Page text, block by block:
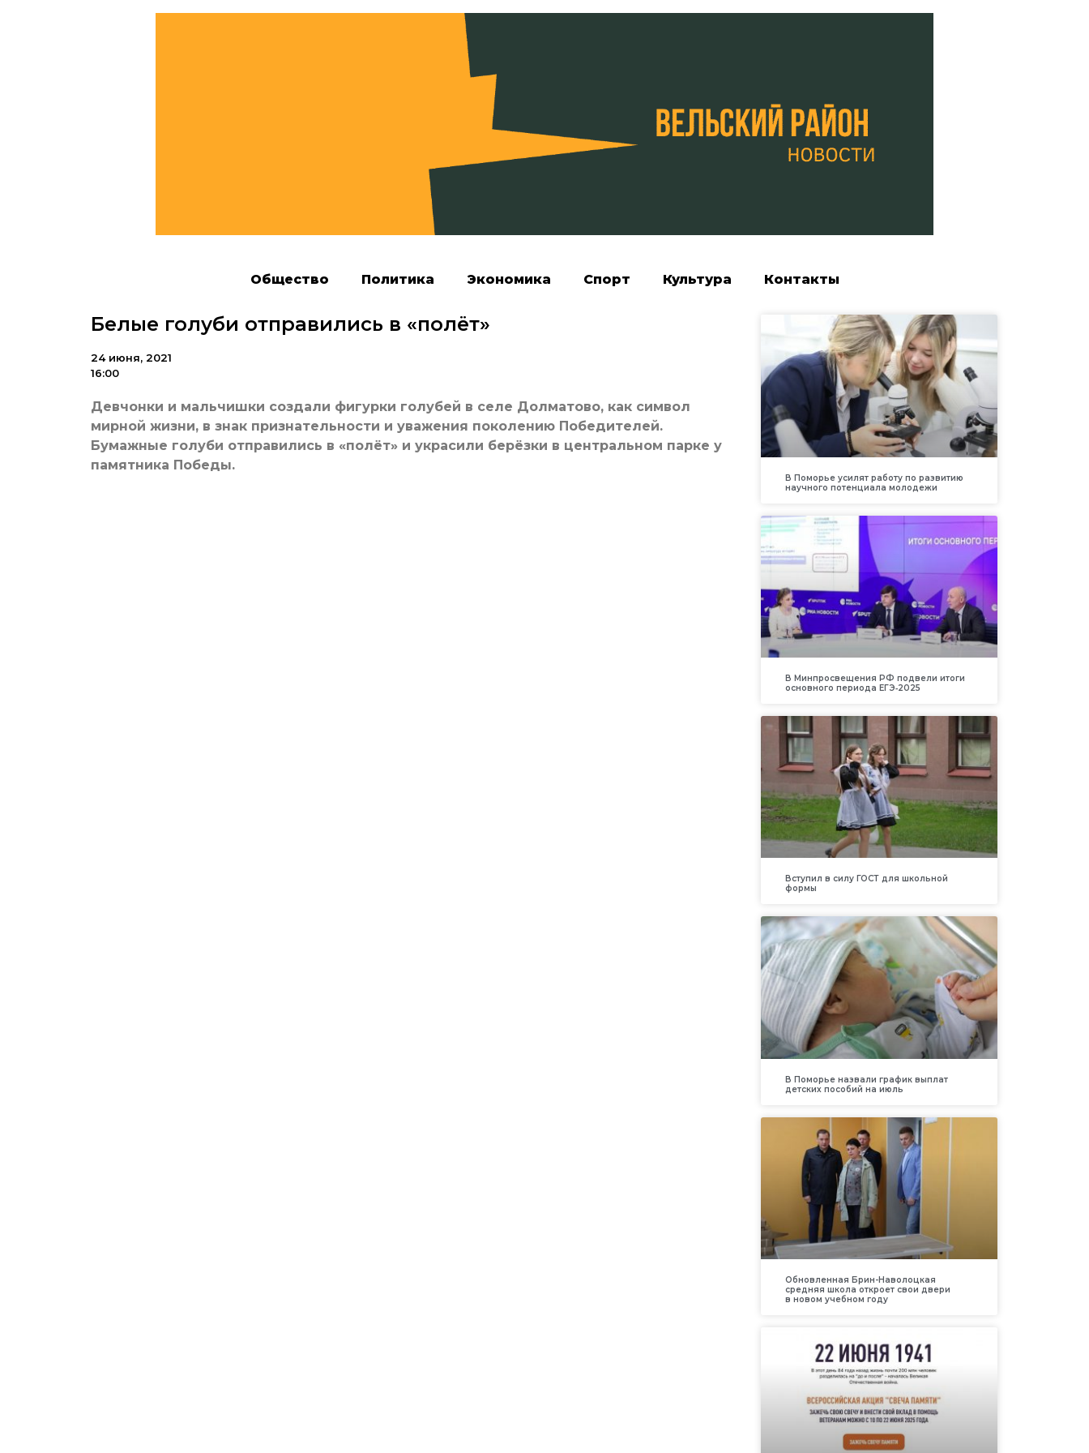
Общество Политика Экономика Спорт Культура Контакты
Белые голуби отправились в «полёт»
24 июня, 2021
16:00
Девчонки и мальчишки создали фигурки голубей в селе Долматово, как символ
мирной жизни, в знак признательности и уважения поколению Победителей.
Бумажные голуби отправились в «полёт» и украсили берёзки в центральном парке у
памятника Победы.
В Поморье усилят работу по развитию
научного потенциала молодежи
В Минпросвещения РФ подвели итоги
основного периода ЕГЭ‑2025
Вступил в силу ГОСТ для школьной
формы
В Поморье назвали график выплат
детских пособий на июль
Обновленная Брин-Наволоцкая
средняя школа откроет свои двери
в новом учебном году